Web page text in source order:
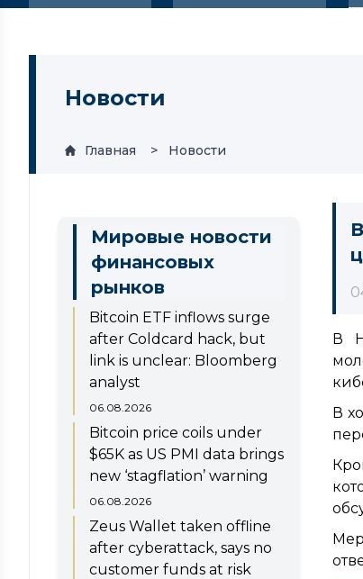
Новости
Главная Новости
Мировые новости
финансовых
рынков
Bitcoin ETF inflows surge
after Coldcard hack, but
link is unclear: Bloomberg
analyst
06.08.2026
Bitcoin price coils under
$65K as US PMI data brings
new ‘stagflation’ warning
06.08.2026
Zeus Wallet taken offline
after cyberattack, says no
customer funds at risk
В
В